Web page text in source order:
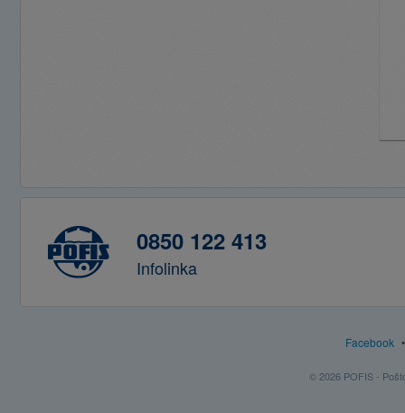
0850 122 413
Infolinka
Facebook
© 2026 POFIS -